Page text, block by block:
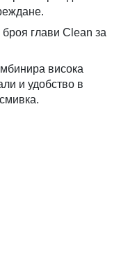
глави Clean за
висока
и удобство в